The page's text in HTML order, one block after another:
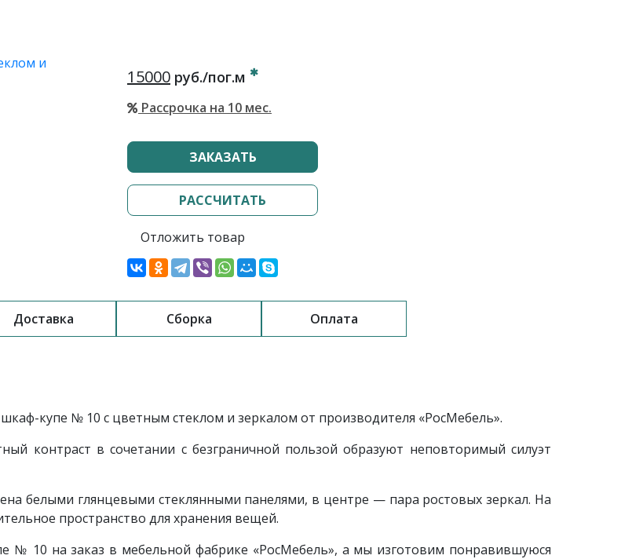
15000 руб./пог.м
Рассрочка на 10 мес.
ЗАКАЗАТЬ
РАССЧИТАТЬ
Отложить товар
Доставка Сборка Оплата
купе № 10 с цветным стеклом и зеркалом от производителя «РосМебель».
контраст в сочетании с безграничной пользой образуют неповторимый силуэт
белыми глянцевыми стеклянными панелями, в центре — пара ростовых зеркал. На
пространство для хранения вещей.
№ 10 на заказ в мебельной фабрике «РосМебель», а мы изготовим понравившуюся